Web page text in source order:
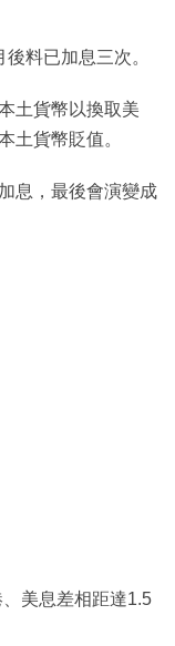
料已加息三次。
土貨幣以換取美
土貨幣貶值。
息，最後會演變成
美息差相距達1.5